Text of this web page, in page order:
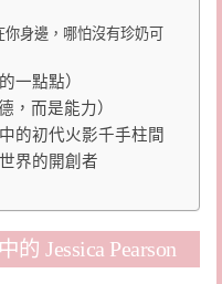
身邊，哪怕沒有珍奶可
一點點）
，而是能力）
的初代火影千手柱間
界的開創者
Jessica Pearson